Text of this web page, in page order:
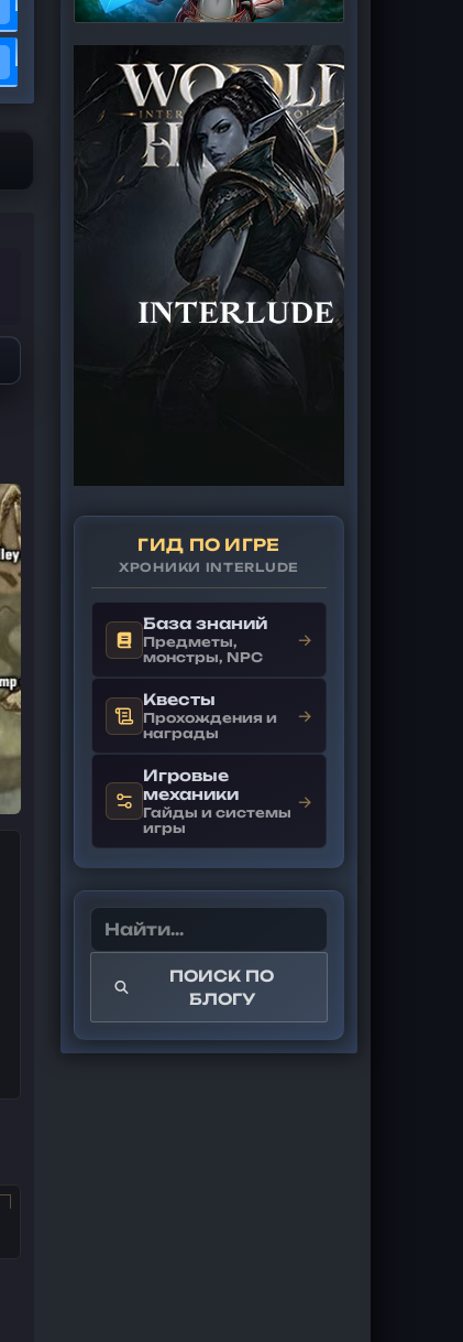
ГИД ПО ИГРЕ
ХРОНИКИ INTERLUDE
База знаний
Предметы,
монстры, NPC
→
Квесты
Прохождения и
награды
→
Игровые
механики
Гайды и системы
игры
→
ПОИСК ПО
БЛОГУ